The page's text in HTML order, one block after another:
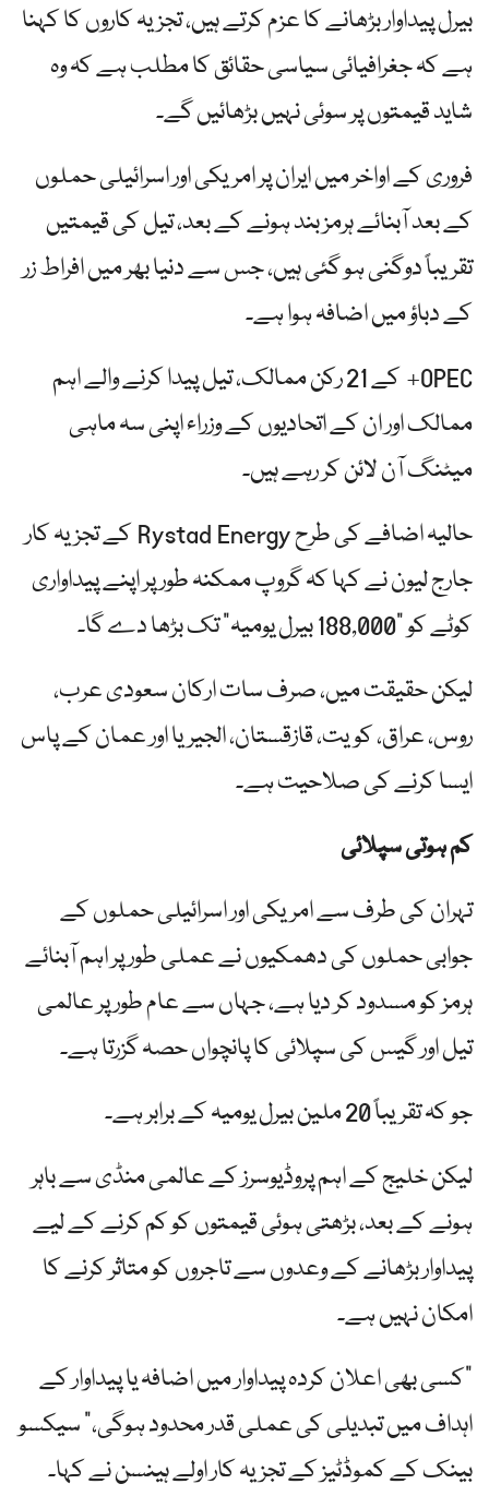
بیرل پیداوار بڑھانے کا عزم کرتے ہیں، تجزیہ کاروں کا کہنا
ہے کہ جغرافیائی سیاسی حقائق کا مطلب ہے کہ وہ
شاید قیمتوں پر سوئی نہیں بڑھائیں گے۔
فروری کے اواخر میں ایران پر امریکی اور اسرائیلی حملوں
کے بعد آبنائے ہرمز بند ہونے کے بعد، تیل کی قیمتیں
تقریباً دوگنی ہو گئی ہیں، جس سے دنیا بھر میں افراط زر
کے دباؤ میں اضافہ ہوا ہے۔
OPEC+ کے 21 رکن ممالک، تیل پیدا کرنے والے اہم
ممالک اور ان کے اتحادیوں کے وزراء اپنی سہ ماہی
میٹنگ آن لائن کر رہے ہیں۔
حالیہ اضافے کی طرح Rystad Energy کے تجزیہ کار
جارج لیون نے کہا کہ گروپ ممکنہ طور پر اپنے پیداواری
کوٹے کو "188,000 بیرل یومیہ” تک بڑھا دے گا۔
لیکن حقیقت میں، صرف سات ارکان سعودی عرب،
روس، عراق، کویت، قازقستان، الجیریا اور عمان کے پاس
ایسا کرنے کی صلاحیت ہے۔
کم ہوتی سپلائی
تہران کی طرف سے امریکی اور اسرائیلی حملوں کے
جوابی حملوں کی دھمکیوں نے عملی طور پر اہم آبنائے
ہرمز کو مسدود کر دیا ہے، جہاں سے عام طور پر عالمی
تیل اور گیس کی سپلائی کا پانچواں حصہ گزرتا ہے۔
جو کہ تقریباً 20 ملین بیرل یومیہ کے برابر ہے۔
لیکن خلیج کے اہم پروڈیوسرز کے عالمی منڈی سے باہر
ہونے کے بعد، بڑھتی ہوئی قیمتوں کو کم کرنے کے لیے
پیداوار بڑھانے کے وعدوں سے تاجروں کو متاثر کرنے کا
امکان نہیں ہے۔
"کسی بھی اعلان کردہ پیداوار میں اضافہ یا پیداوار کے
اہداف میں تبدیلی کی عملی قدر محدود ہوگی،” سیکسو
بینک کے کموڈٹیز کے تجزیہ کار اولے ہینسن نے کہا۔